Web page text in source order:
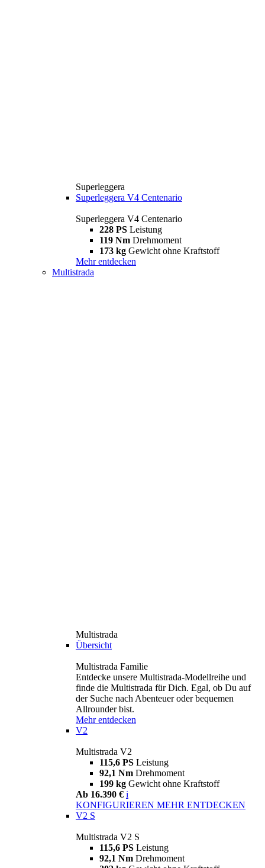
Superleggera
Superleggera V4 Centenario
Superleggera V4 Centenario
228 PS Leistung
119 Nm Drehmoment
173 kg Gewicht ohne Kraftstoff
Mehr entdecken
Multistrada
Multistrada
Übersicht
Multistrada Familie
Entdecke unsere Multistrada-Modellreihe und
finde die Multistrada für Dich. Egal, ob Du auf
der Suche nach Abenteuer oder bequemen
Allrounder bist.
Mehr entdecken
V2
Multistrada V2
115,6 PS Leistung
92,1 Nm Drehmoment
199 kg Gewicht ohne Kraftstoff
Ab 16.390 € i
KONFIGURIEREN MEHR ENTDECKEN
V2 S
Multistrada V2 S
115,6 PS Leistung
92,1 Nm Drehmoment